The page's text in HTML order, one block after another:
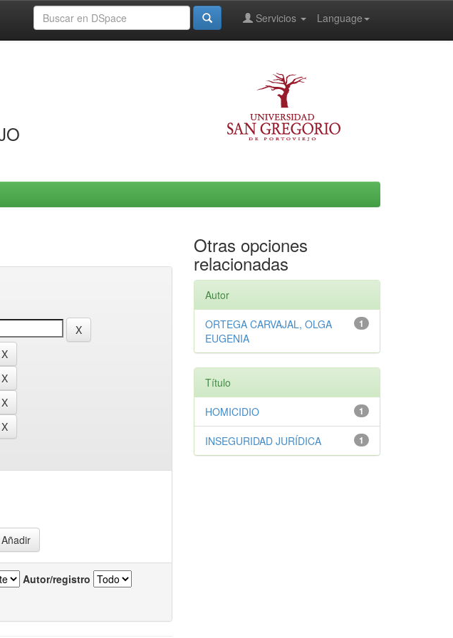
Language
Servicios
Autor/registro
Otras opciones
relacionadas
Autor
1
ORTEGA CARVAJAL, OLGA
EUGENIA
Título
1
HOMICIDIO
1
INSEGURIDAD JURÍDICA